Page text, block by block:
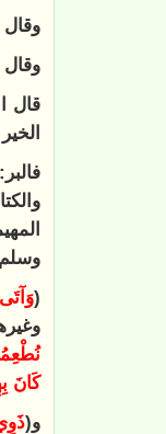
وقال
قال
(
كَانَ
و(